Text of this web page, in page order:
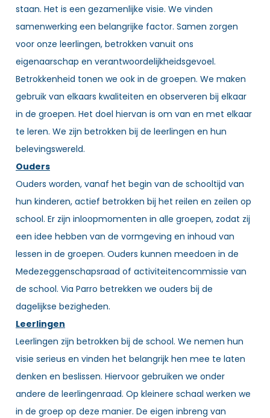
staan. Het is een gezamenlijke visie. We vinden
samenwerking een belangrijke factor. Samen zorgen
voor onze leerlingen, betrokken vanuit ons
eigenaarschap en verantwoordelijkheidsgevoel.
Betrokkenheid tonen we ook in de groepen. We maken
gebruik van elkaars kwaliteiten en observeren bij elkaar
in de groepen. Het doel hiervan is om van en met elkaar
te leren. We zijn betrokken bij de leerlingen en hun
belevingswereld.
Ouders
Ouders worden, vanaf het begin van de schooltijd van
hun kinderen, actief betrokken bij het reilen en zeilen op
school. Er zijn inloopmomenten in alle groepen, zodat zij
een idee hebben van de vormgeving en inhoud van
lessen in de groepen. Ouders kunnen meedoen in de
Medezeggenschapsraad of activiteitencommissie van
de school. Via Parro betrekken we ouders bij de
dagelijkse bezigheden.
Leerlingen
Leerlingen zijn betrokken bij de school. We nemen hun
visie serieus en vinden het belangrijk hen mee te laten
denken en beslissen. Hiervoor gebruiken we onder
andere de leerlingenraad. Op kleinere schaal werken we
in de groep op deze manier. De eigen inbreng van